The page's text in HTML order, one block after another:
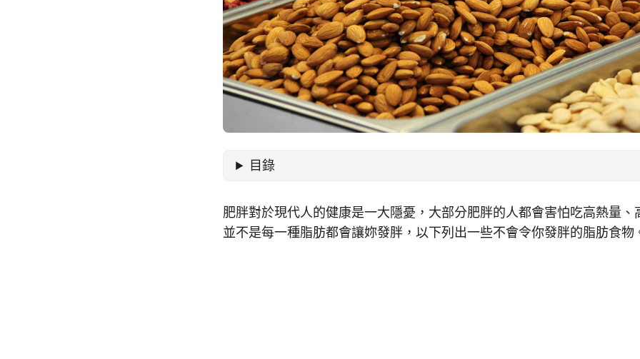
目錄
肥胖對於現代人的健康是一大隱憂，大部分肥胖的人都會害怕吃高熱量、
並不是每一種脂肪都會讓妳發胖，以下列出一些不會令你發胖的脂肪食物